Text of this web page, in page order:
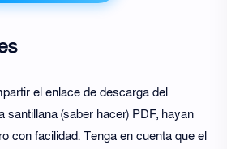
el enlace de descarga del
santillana (saber hacer) PDF, hayan
con facilidad. Tenga en cuenta que el